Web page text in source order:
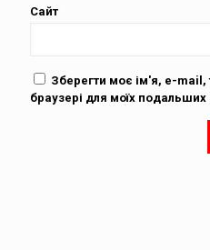
Сайт
Зберегти моє ім'я, e-
браузері для моїх подальших